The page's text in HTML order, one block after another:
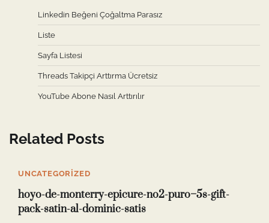
Linkedin Beğeni Çoğaltma Parasız
Liste
Sayfa Listesi
Threads Takipçi Arttırma Ücretsiz
YouTube Abone Nasıl Arttırılır
Related Posts
UNCATEGORIZED
hoyo-de-monterry-epicure-no2-puro–5s-gift-
pack-satin-al-dominic-satis